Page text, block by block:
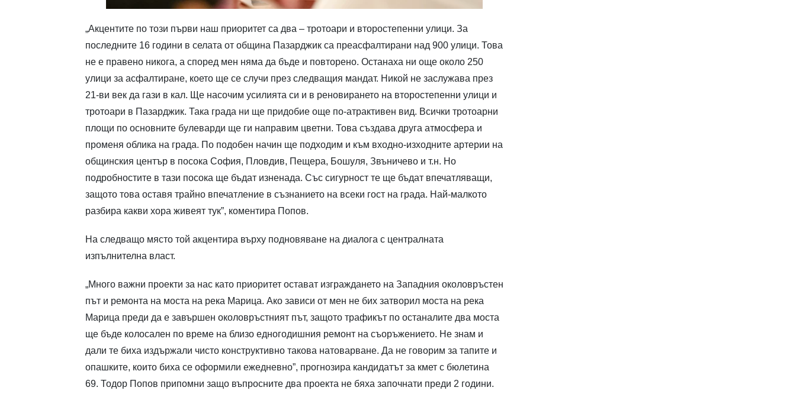
„Акцентите по този първи наш приоритет са два – тротоари и второстепенни улици. За
последните 16 години в селата от община Пазарджик са преасфалтирани над 900 улици. Това
не е правено никога, а според мен няма да бъде и повторено. Останаха ни още около 250
улици за асфалтиране, което ще се случи през следващия мандат. Никой не заслужава през
21-ви век да гази в кал. Ще насочим усилията си и в реновирането на второстепенни улици и
тротоари в Пазарджик. Така града ни ще придобие още по-атрактивен вид. Всички тротоарни
площи по основните булеварди ще ги направим цветни. Това създава друга атмосфера и
променя облика на града. По подобен начин ще подходим и към входно-изходните артерии на
общинския център в посока София, Пловдив, Пещера, Бошуля, Звъничево и т.н. Но
подробностите в тази посока ще бъдат изненада. Със сигурност те ще бъдат впечатляващи,
защото това оставя трайно впечатление в съзнанието на всеки гост на града. Най-малкото
разбира какви хора живеят тук”, коментира Попов.
На следващо място той акцентира върху подновяване на диалога с централната
изпълнителна власт.
„Много важни проекти за нас като приоритет остават изграждането на Западния околовръстен
път и ремонта на моста на река Марица. Ако зависи от мен не бих затворил моста на река
Марица преди да е завършен околовръстният път, защото трафикът по останалите два моста
ще бъде колосален по време на близо едногодишния ремонт на съоръжението. Не знам и
дали те биха издържали чисто конструктивно такова натоварване. Да не говорим за тапите и
опашките, които биха се оформили ежедневно”, прогнозира кандидатът за кмет с бюлетина
69. Тодор Попов припомни защо въпросните два проекта не бяха започнати преди 2 години.